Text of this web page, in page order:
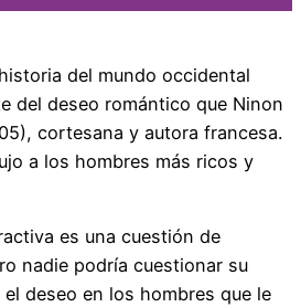
del mundo occidental
del deseo romántico que Ninon
cortesana y autora francesa.
a los hombres más ricos y
es una cuestión de
nadie podría cuestionar su
deseo en los hombres que le